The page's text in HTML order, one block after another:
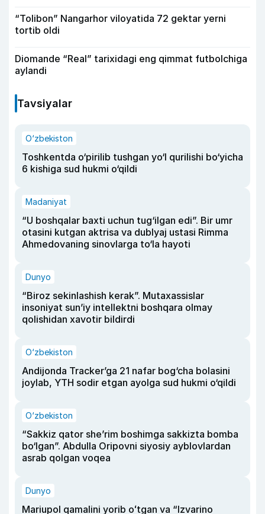
“Tolibon” Nangarhor viloyatida 72 gektar yerni
tortib oldi
Diomande “Real” tarixidagi eng qimmat futbolchiga
aylandi
Tavsiyalar
O‘zbekiston
Toshkentda o‘pirilib tushgan yo‘l qurilishi bo‘yicha
6 kishiga sud hukmi o‘qildi
Madaniyat
“U boshqalar baxti uchun tug‘ilgan edi”. Bir umr
otasini kutgan aktrisa va dublyaj ustasi Rimma
Ahmedovaning sinovlarga to‘la hayoti
Dunyo
“Biroz sekinlashish kerak”. Mutaxassislar
insoniyat sun’iy intellektni boshqara olmay
qolishidan xavotir bildirdi
O‘zbekiston
Andijonda Tracker’ga 21 nafar bog‘cha bolasini
joylab, YTH sodir etgan ayolga sud hukmi o‘qildi
O‘zbekiston
“Sakkiz qator she’rim boshimga sakkizta bomba
bo‘lgan”. Abdulla Oripovni siyosiy ayblovlardan
asrab qolgan voqea
Dunyo
Mariupol qamalini yorib oʻtgan va “Izvarino